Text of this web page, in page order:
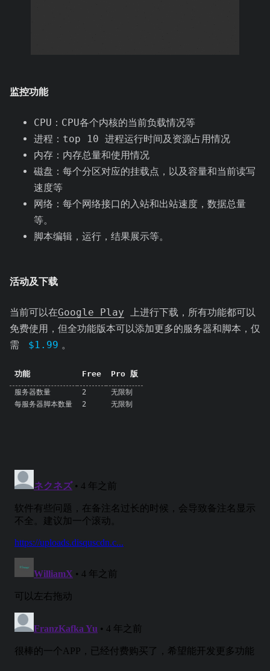
监控功能
CPU：CPU各个内核的当前负载情况等
进程：top 10 进程运行时间及资源占用情况
内存：内存总量和使用情况
磁盘：每个分区对应的挂载点，以及容量和当前读写
速度等
网络：每个网络接口的入站和出站速度，数据总量
等。
脚本编辑，运行，结果展示等。
活动及下载
当前可以在Google Play 上进行下载，所有功能都可以
免费使用，但全功能版本可以添加更多的服务器和脚本，仅
需
$1.99 。
功能 Free Pro 版
服务器数量 2
无限制
每服务器脚本数量
2 无限制